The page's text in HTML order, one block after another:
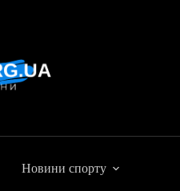
Новини спорту